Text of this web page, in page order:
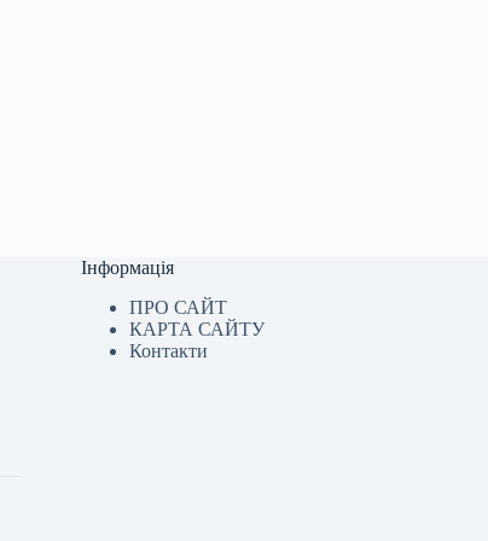
Інформація
ПРО САЙТ
КАРТА САЙТУ
Контакти